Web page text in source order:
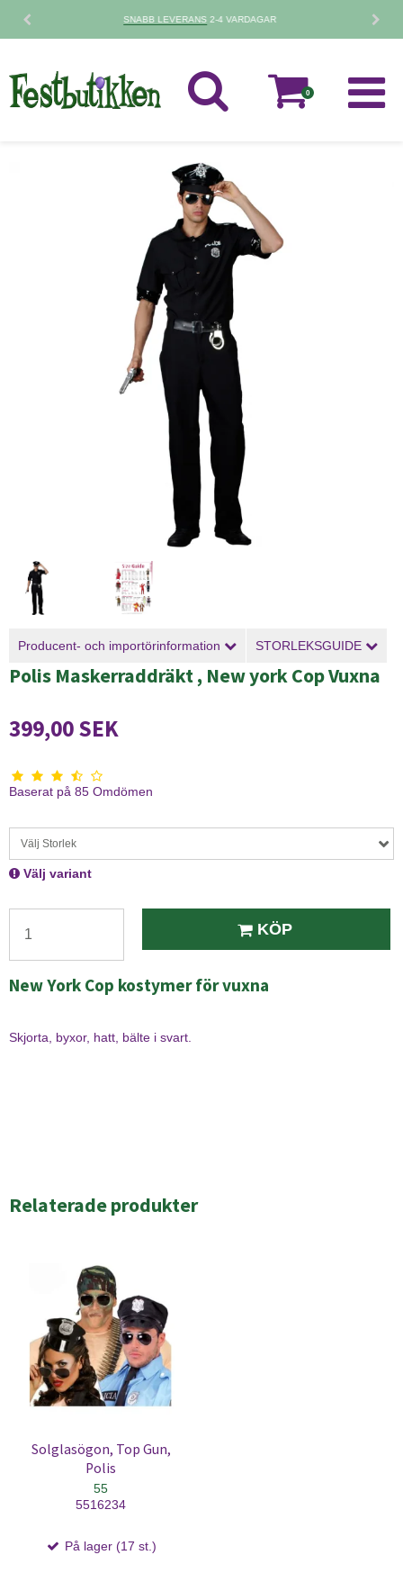
30 DAGARSRETURPOLICY
0
Producent- och importörinformation STORLEKSGUIDE
Polis Maskerraddräkt , New york Cop Vuxna
399,00 SEK
Baserat på 85 Omdömen
Välj Storlek
Välj variant
KÖP
New York Cop kostymer för vuxna
Skjorta, byxor, hatt, bälte i svart.
Relaterade produkter
Solglasögon, Top Gun,
Polis
55
5516234
På lager (17 st.)